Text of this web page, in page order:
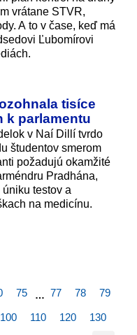
vrátane STVR,
A to v čase, keď má
Ľubomírovi
tisíce
k parlamentu
v Naí Dillí tvrdo
študentov smerom
požadujú okamžité
Pradhána,
testov a
na medicínu.
75 … 77 78 79
100 110 120 130